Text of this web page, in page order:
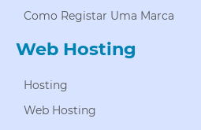
Como Registar Uma Marca
Web Hosting
Hosting
Web Hosting